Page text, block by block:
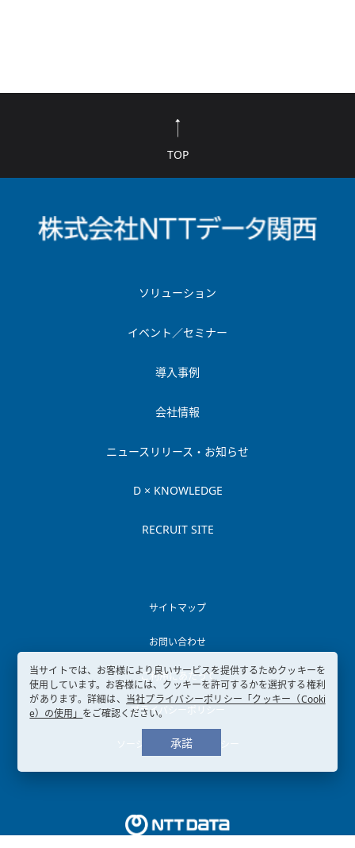
TOP
ソリューション
イベント／セミナー
導入事例
会社情報
ニュースリリース・お知らせ
D × KNOWLEDGE
RECRUIT SITE
サイトマップ
お問い合わせ
ご利用にあたって
プライバシーポリシー
ソーシャルメディアポリシー
当サイトでは、お客様により良いサービスを提供するためクッキーを
使用しています。お客様には、クッキーを許可するかを選択する権利
があります。詳細は、 当社プライバシーポリシー「クッキー（Cooki
e）の使用」 をご確認ください。
承諾